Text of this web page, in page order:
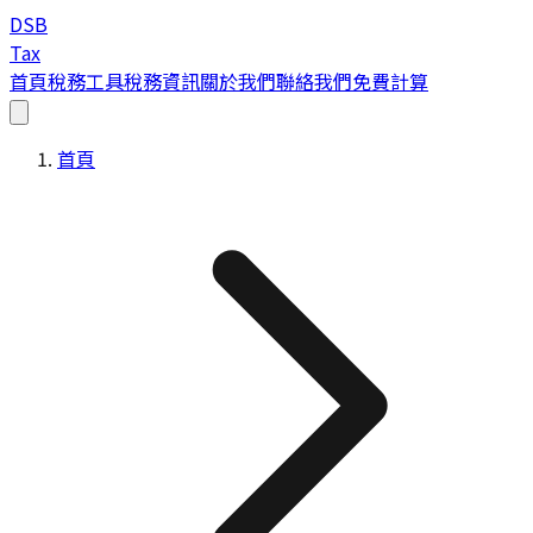
DSB
Tax
首頁稅務工具稅務資訊關於我們聯絡我們免費計算
首頁